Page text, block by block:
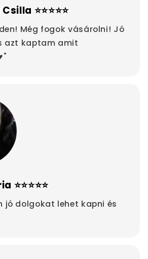
⭐⭐⭐⭐⭐
Még fogok vásárolni! Jó
azt kaptam amit
jó dolgokat lehet kapni és